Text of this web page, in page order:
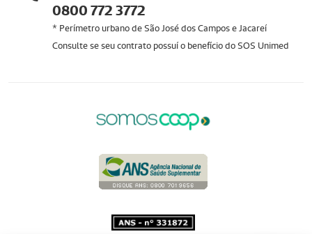
0800 772 3772
* Perímetro urbano de São José dos Campos e Jacareí
Consulte se seu contrato possuí o benefício do SOS Unimed